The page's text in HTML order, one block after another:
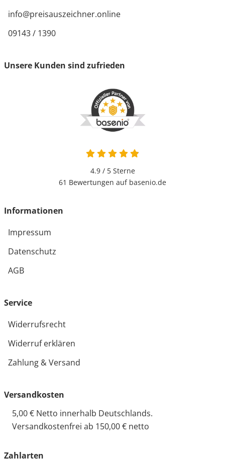
info@preisauszeichner.online
09143 / 1390
Unsere Kunden sind zufrieden
4.9 von 5
4.9 / 5Sterne
61 Bewertungen auf basenio.de
Informationen
Impressum
Datenschutz
AGB
Service
Widerrufsrecht
Widerruf erklären
Zahlung & Versand
Versandkosten
5,00 € Netto innerhalb Deutschlands.
Versandkostenfrei ab 150,00 € netto
Zahlarten